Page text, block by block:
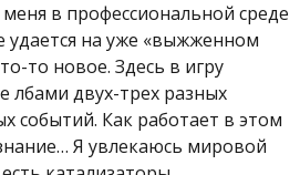
в профессиональной среде
на уже «выжженном
то новое. Здесь в игру
лбами двух-трех разных
событий. Как работает в этом
Я увлекаюсь мировой